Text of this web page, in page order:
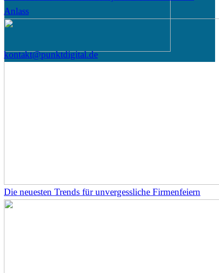
Anlass
Die neuesten Trends für unvergessliche Firmenfeiern
kontakt@punktdigital.de